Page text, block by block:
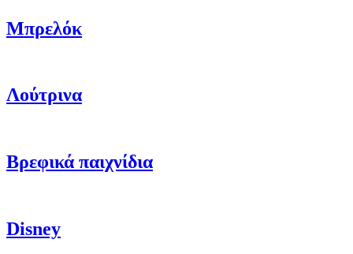
Μπρελόκ
Λούτρινα
Βρεφικά παιχνίδια
Disney